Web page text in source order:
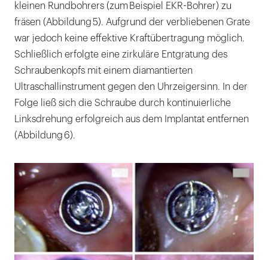
kleinen Rundbohrers (zum Beispiel EKR-Bohrer) zu
fräsen (Abbildung 5). Aufgrund der verbliebenen Grate
war jedoch keine effektive Kraftübertragung möglich.
Schließlich erfolgte eine zirkuläre Entgratung des
Schraubenkopfs mit einem diamantierten
Ultraschallinstrument gegen den Uhrzeigersinn. In der
Folge ließ sich die Schraube durch kontinuierliche
Linksdrehung erfolgreich aus dem Implantat entfernen
(Abbildung 6).